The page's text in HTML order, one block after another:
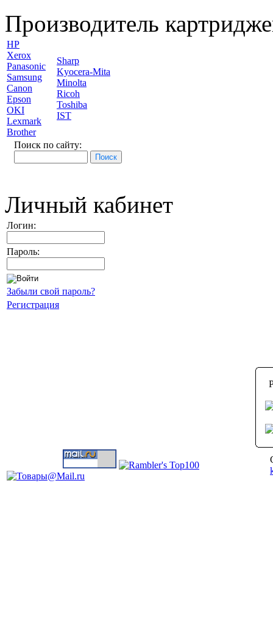
Производитель
HP
Xerox
Panasonic
Samsung
Canon
Epson
OKI
Lexmark
Brother
Sharp
Kyocera-Mita
Minolta
Ricoh
Toshiba
IST
Поиск по сайту:
Личный кабинет
Логин:
Пароль:
Забыли свой пароль?
Регистрация